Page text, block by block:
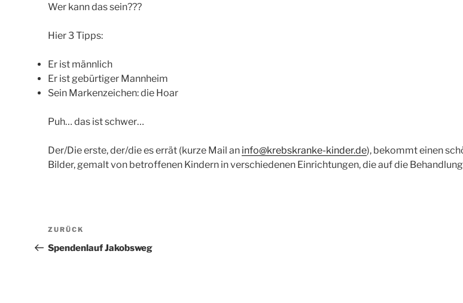
Wer kann das sein???
Hier 3 Tipps:
Er ist männlich
Er ist gebürtiger Mannheim
Sein Markenzeichen: die Hoar
Puh… das ist schwer…
Der/Die erste, der/die es errät (kurze Mail an info@krebskranke-kinder.de), bekommt einen
Bilder, gemalt von betroffenen Kindern in verschiedenen Einrichtungen, die auf die
Beitragsnavigation
Vorheriger
Beitrag
ZURÜCK
Spendenlauf Jakobsweg